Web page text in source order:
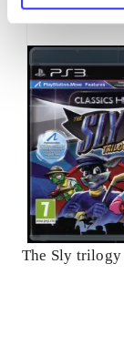
The Sly trilogy